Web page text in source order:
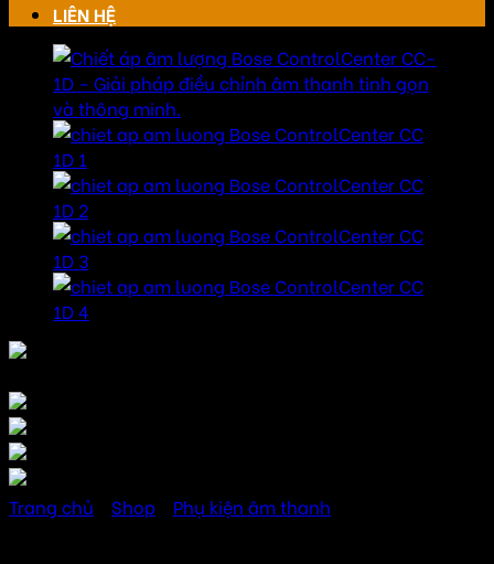
LIÊN HỆ
Trang chủ Shop Phụ kiện âm thanh